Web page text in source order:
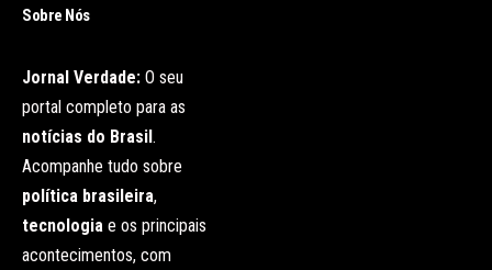
Sobre Nós
Jornal Verdade: O seu
portal completo para as
notícias do Brasil .
Acompanhe tudo sobre
política brasileira,
tecnologia e os principais
acontecimentos, com